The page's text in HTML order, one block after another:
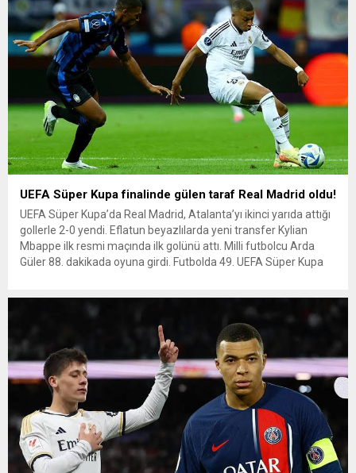
genç yetenek olduğuna inanan Barcelona Başkanı Joan
Laporta’nın hoşuna gitmedi. Henüz 16 yaşında...
UEFA Süper Kupa finalinde gülen taraf Real Madrid oldu!
UEFA Süper Kupa’da Real Madrid, Atalanta’yı ikinci yarıda attığı
gollerle 2-0 yendi. Eflatun beyazlılarda yeni transfer Kylian
Mbappe ilk resmi maçında ilk golünü attı. Milli futbolcu Arda
Güler 88. dakikada oyuna girdi. Futbolda 49. UEFA Süper Kupa